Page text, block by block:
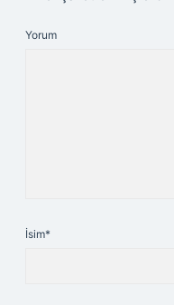
Yorum
İsim*